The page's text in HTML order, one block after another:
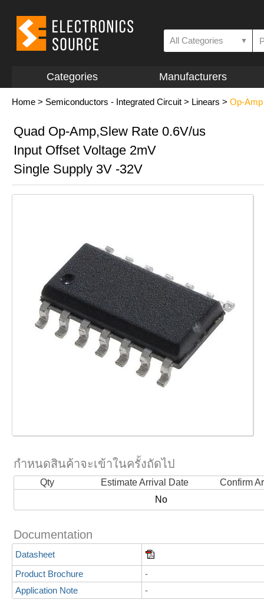
All Categories ▼
Categories Manufacturers
Home > Semiconductors - Integrated Circuit > Linears > Op-
Quad Op-Amp,Slew Rate 0.6V/us
Input Offset Voltage 2mV
Single Supply 3V -32V
กำหนดสินค้าจะเข้าในครั้งถัดไป
Qty Estimate Arrival Date
Confirm
No
Documentation
Datasheet
Product Brochure
-
Application Note
-